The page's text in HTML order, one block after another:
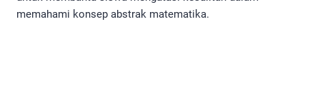
memahami konsep abstrak matematika.